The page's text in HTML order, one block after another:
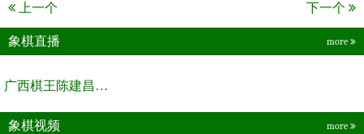
上一个 下一个
象棋直播 more
广西棋王陈建昌直播间
象棋视频 more